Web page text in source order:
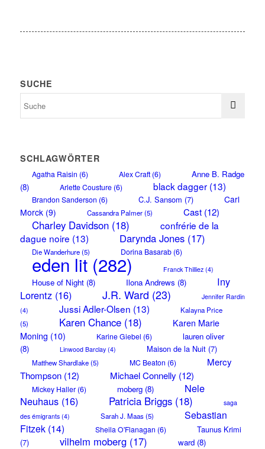
SUCHE
SCHLAGWÖRTER
Agatha Raisin (6) Alex Craft(6)
Anne B. Radge
(8)
Arlette Cousture(6) black dagger(13)
Brandon Sanderson (6) C.J. Sansom (7)
Carl
Morck(9) Cassandra Palmer(5) Cast(12)
Charley Davidson(18)
confrérie de la
dague noire (13) Darynda Jones(17)
Die Wanderhure(5) Dorina Basarab(6)
eden lit(282) Franck Thilliez(4)
House of Night(8) Ilona Andrews (8)
Iny
Lorentz(16) J.R. Ward (23)
Jennifer Rardin
(4)
Jussi Adler-Olsen (13)
Kalayna Price
(5)
Karen Chance(18)
Karen Marie
Moning (10) Karine Giebel (6)
lauren oliver
(8)
Linwood Barclay(4) Maison de la Nuit(7)
Matthew Shardlake(5) MC Beaton (6)
Mercy
Thompson(12) Michael Connelly (12)
Mickey Haller(6) moberg(8)
Nele
Neuhaus(16) Patricia Briggs(18)
saga
des émigrants(4) Sarah J. Maas(5)
Sebastian
Fitzek(14) Sheila O'Flanagan (6)
Taunus Krimi
(7)
vilhelm moberg(17) ward(8)